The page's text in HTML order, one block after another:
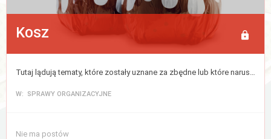
Kosz
Tutaj lądują tematy, które zostały uznane za zbędne lub które naruszyły regulamin forum. Cokolwiek tutaj trafi zostanie usunięte po 30 dniach.
W: SPRAWY ORGANIZACYJNE
Nie ma postów